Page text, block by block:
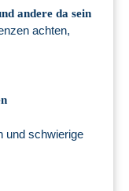
andere da sein
achten,
und schwierige